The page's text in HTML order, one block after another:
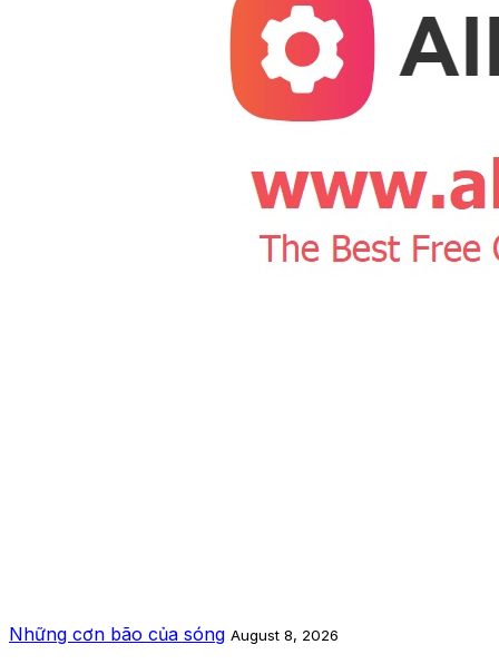
Những cơn bão của sóng August 8, 2026